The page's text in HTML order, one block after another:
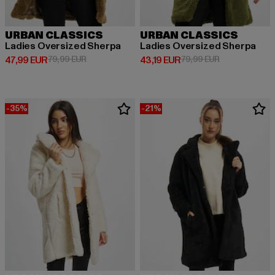
URBAN CLASSICS
Ladies Oversized Sherpa
47,99 EUR
Derzeitiger Preis: 47,99 EUR
79,99 EURAktionspreis: 79,99 EUR
URBAN CLASSICS
Ladies Oversized Sherpa
43,19 EUR
Derzeitiger Preis: 43,19 EUR
79,99 EURAktionspreis:
-35% -21%